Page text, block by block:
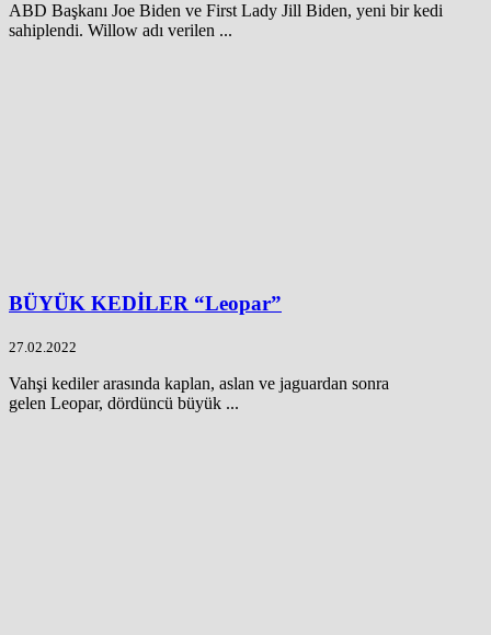
ABD Başkanı Joe Biden ve First Lady Jill Biden, yeni bir kedi
sahiplendi. Willow adı verilen ...
BÜYÜK KEDİLER “Leopar”
27.02.2022
Vahşi kediler arasında kaplan, aslan ve jaguardan sonra
gelen Leopar, dördüncü büyük ...